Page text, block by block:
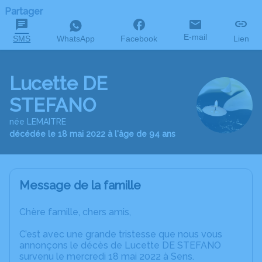
Partager
SMS WhatsApp Facebook E-mail Lien
Lucette DE
STEFANO
née LEMAITRE
décédée le 18 mai 2022 à l'âge de 94 ans
Message de la famille
Chère famille, chers amis,
C’est avec une grande tristesse que nous vous
annonçons le décès de Lucette DE STEFANO
survenu le mercredi 18 mai 2022 à Sens.